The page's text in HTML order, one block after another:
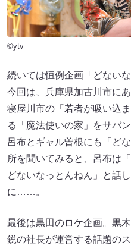
©ytv
続いては恒例企画「どない
今回は、兵庫県加古川市に
寝屋川市の「若者が吸い込
る「魔法使いの家」をサバ
呂布とギャル曽根にも「ど
所を聞いてみると、呂布は
どないなっとんねん」と話
に……。
最後は黒田のロケ企画。黒
鋭の社長が運営する話題の